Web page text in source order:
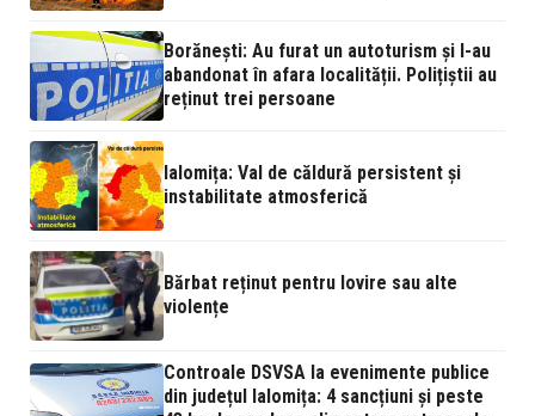
Borănești: Au furat un autoturism și l-au
abandonat în afara localității. Polițiștii au
reținut trei persoane
Ialomița: Val de căldură persistent și
instabilitate atmosferică
Bărbat reținut pentru lovire sau alte
violențe
Controale DSVSA la evenimente publice
din județul Ialomița: 4 sancțiuni și peste